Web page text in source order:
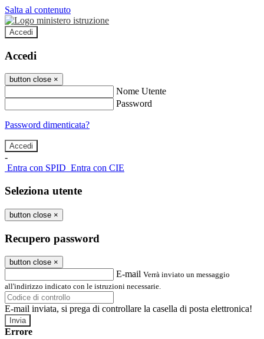
Salta al contenuto
Accedi
Accedi
button close ×
Nome Utente
Password
Password dimenticata?
-
Entra con SPID Entra con CIE
Seleziona utente
button close ×
Recupero password
button close ×
E-mail Verrà inviato un messaggio
all'indirizzo indicato con le istruzioni necessarie.
E-mail inviata, si prega di controllare la casella di posta elettronica!
Errore